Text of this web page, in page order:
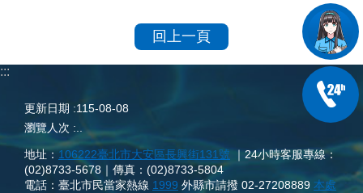
回上一頁
:::
更新日期
115-08-08
瀏覽人次
地址： 106222臺北市大安區長興街131號 ｜24小時客服專線：
(02)8733-5678｜傳真：(02)8733-5804
電話：臺北市民當家熱線 1999 外縣市請撥 02-27208889 本處